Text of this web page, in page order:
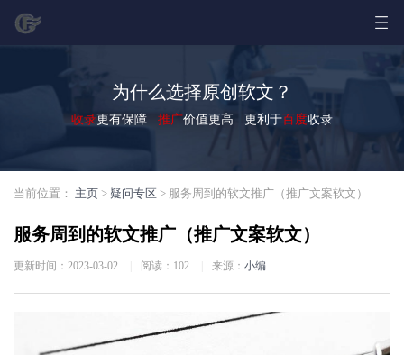
为什么选择原创软文？
收录更有保障 推广价值更高 更利于百度收录
当前位置： 主页 > 疑问专区 > 服务周到的软文推广（推广文案软文）
服务周到的软文推广（推广文案软文）
更新时间：2023-03-02 阅读： 102 来源： 小编